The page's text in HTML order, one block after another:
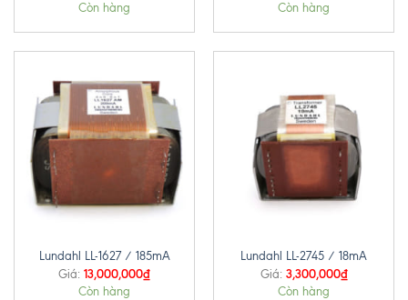
Còn hàng Còn hàng
Lundahl LL-1627 / 185mA
Giá: 13,000,000₫
Còn hàng
Lundahl LL-2745 / 18mA
Giá: 3,300,000₫
Còn hàng